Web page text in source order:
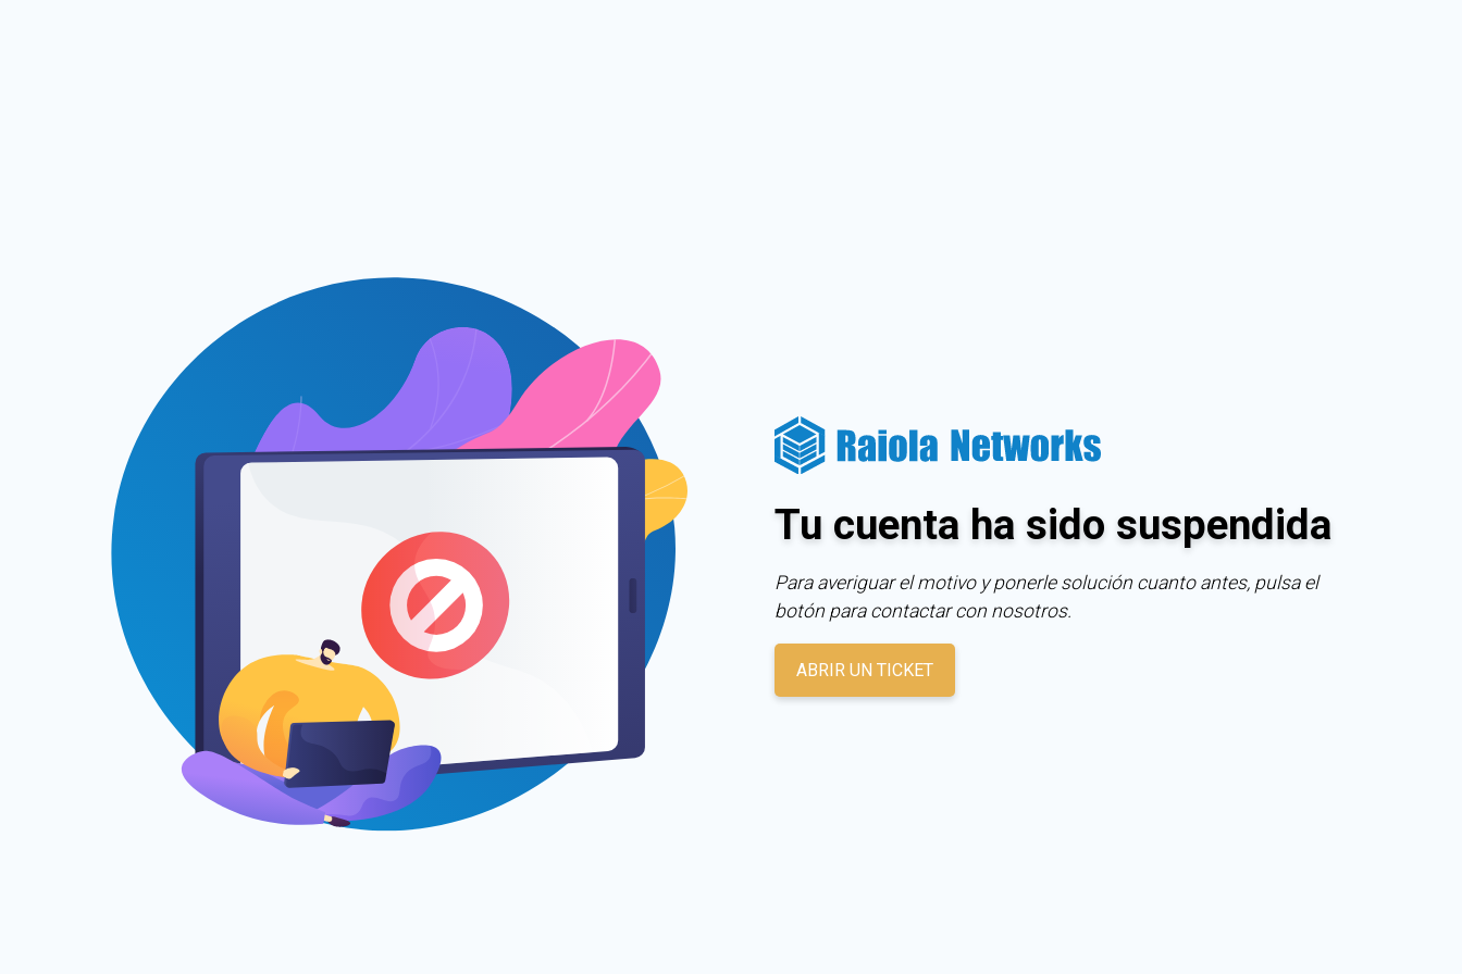
Tu cuenta ha sido suspendida
Para averiguar el motivo y ponerle solución cuanto antes, pulsa el
botón para contactar con nosotros.
ABRIR UN TICKET